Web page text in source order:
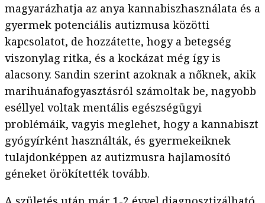
magyarázhatja az anya kannabiszhasználata és a
gyermek potenciális autizmusa közötti
kapcsolatot, de hozzátette, hogy a betegség
viszonylag ritka, és a kockázat még így is
alacsony. Sandin szerint azoknak a nőknek, akik
marihuánafogyasztásról számoltak be, nagyobb
eséllyel voltak mentális egészségügyi
problémáik, vagyis meglehet, hogy a kannabiszt
gyógyírként használták, és gyermekeiknek
tulajdonképpen az autizmusra hajlamosító
géneket örökítették tovább.